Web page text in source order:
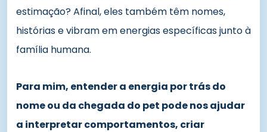
estimação? Afinal, eles também têm nomes,
histórias e vibram em energias específicas junto à
família humana.
Para mim, entender a energia por trás do
nome ou da chegada do pet pode nos ajudar
a interpretar comportamentos, criar